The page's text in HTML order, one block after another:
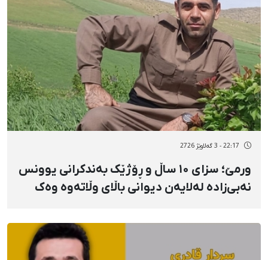
22:17 - 3 گەلاوێژ 2726
ورمێ؛ سزای ۱۰ ساڵ و ڕۆژێک بەندکرانی یوونس
نەبی‌زاده لەلایەن دیوانی باڵای وڵاتەوە وەک